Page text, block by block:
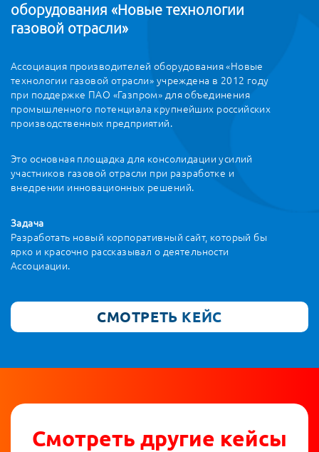
оборудования «Новые технологии
газовой отрасли»
Ассоциация производителей оборудования «Новые
технологии газовой отрасли» учреждена в 2012 году
при поддержке ПАО «Газпром» для объединения
промышленного потенциала крупнейших российских
производственных предприятий.
Это основная площадка для консолидации усилий
участников газовой отрасли при разработке и
внедрении инновационных решений.
Задача
Разработать новый корпоративный сайт, который бы
ярко и красочно рассказывал о деятельности
Ассоциации.
СМОТРЕТЬ КЕЙС
Смотреть другие кейсы